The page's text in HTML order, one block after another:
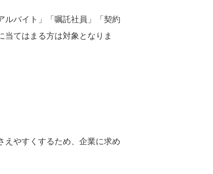
バイト」「嘱託社員」「契約
てはまる方は対象となりま
やすくするため、企業に求め